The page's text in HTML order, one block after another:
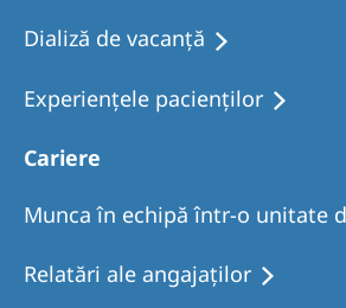
Slovenia
Sweden
Switzerland
United Kingdom
Asia Pacific
Dializă de vacanţă
Experiențele pacienților
Cariere
Munca în echipă într-o unitate
Relatări ale angajaților